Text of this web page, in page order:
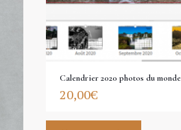
Calendrier 2020 photos du monde
20,00€